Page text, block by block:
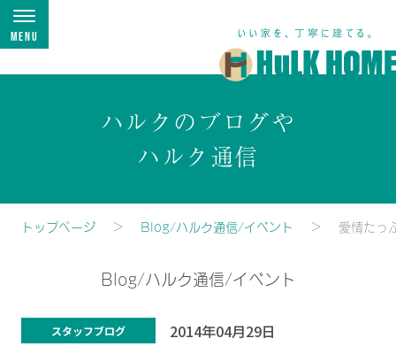
Menu
ハルクのブログや
ハルク通信
トップページ Blog/ハルク通信/イベント 愛情たっ
Blog/ハルク通信/イベント
スタッフブログ 2014年04月29日